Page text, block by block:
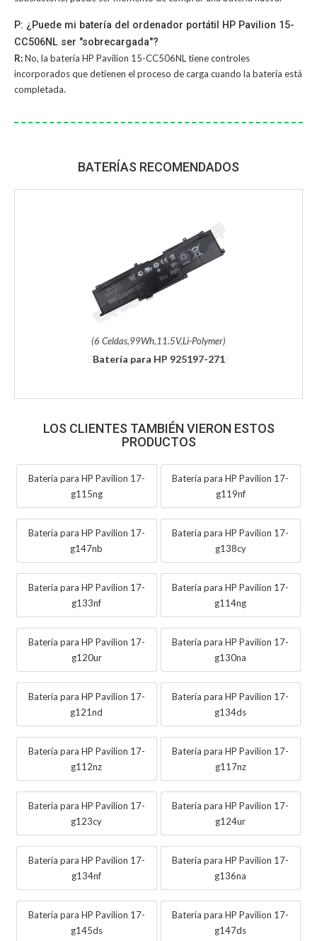
P: ¿Puede mi batería del ordenador portátil HP Pavilion 15-
CC506NL ser "sobrecargada"?
R:No, la batería HP Pavilion 15-CC506NL tiene controles
incorporados que detienen el proceso de carga cuando la batería está
completada.
BATERÍAS RECOMENDADOS
(6 Celdas,99Wh,11.5V,Li-Polymer)
Batería para HP 925197-271
LOS CLIENTES TAMBIÉN VIERON ESTOS
PRODUCTOS
Batería para HP Pavilion 17-
g115ng
Batería para HP Pavilion 17-
g119nf
Batería para HP Pavilion 17-
g147nb
Batería para HP Pavilion 17-
g138cy
Batería para HP Pavilion 17-
g133nf
Batería para HP Pavilion 17-
g114ng
Batería para HP Pavilion 17-
g120ur
Batería para HP Pavilion 17-
g130na
Batería para HP Pavilion 17-
g121nd
Batería para HP Pavilion 17-
g134ds
Batería para HP Pavilion 17-
g112nz
Batería para HP Pavilion 17-
g117nz
Batería para HP Pavilion 17-
g123cy
Batería para HP Pavilion 17-
g124ur
Batería para HP Pavilion 17-
g134nf
Batería para HP Pavilion 17-
g136na
Batería para HP Pavilion 17-
g145ds
Batería para HP Pavilion 17-
g147ds